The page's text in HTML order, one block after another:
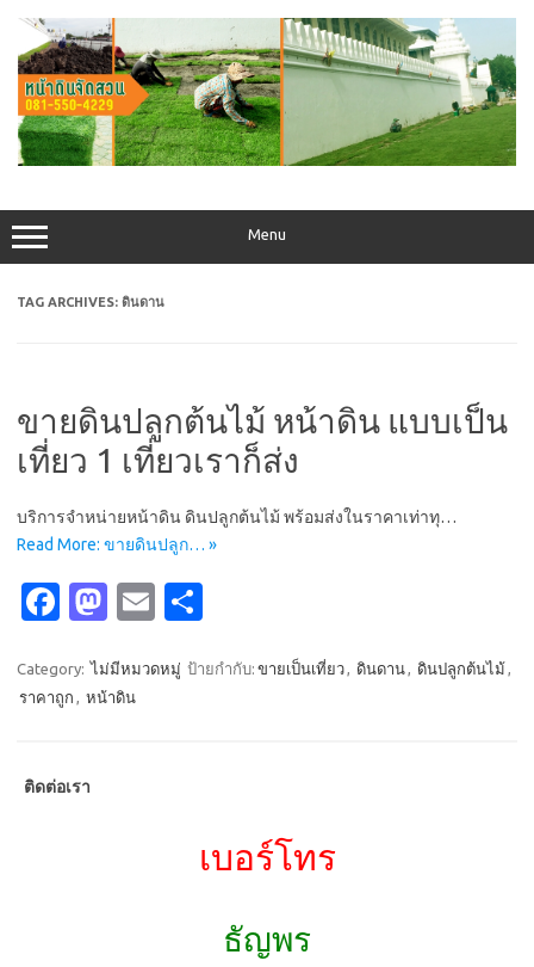
content
Menu
TAG ARCHIVES: ดินดาน
ขายดินปลูกต้นไม้ หน้าดิน แบบเป็น
เที่ยว 1 เที่ยวเราก็ส่ง
บริการจำหน่ายหน้าดิน ดินปลูกต้นไม้ พร้อมส่งในราคาเท่าทุ…
Read More: ขายดินปลูก… »
Fa
e
b
o
M
t
o
E
ail ar
Category: ไม่มีหมวดหมู่ ป้ายกำกับ: ขายเป็นเที่ยว ดินดาน ดินปลูกต้นไม้
ราคาถูก
หน้าดิน
ติดต่อเรา
เบอร์โทร
ธัญพร